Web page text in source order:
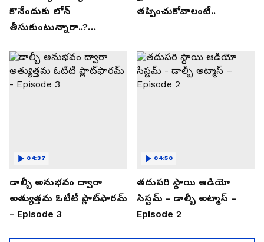
కొనేందుకు లోన్
తీసుకుంటున్నారా..?
తెలుసుకోండి..!
తప్పించుకోవాలంటే..
డాల్బీ అనుభవం ద్వారా
అత్యుత్తమ ఓటీటీ ప్లాట్‌ఫారమ్
- Episode 3
04:37
తదుపరి స్థాయి ఆడియో
సిస్టమ్ - డాల్బీ అట్మాస్ –
Episode 2
04:50